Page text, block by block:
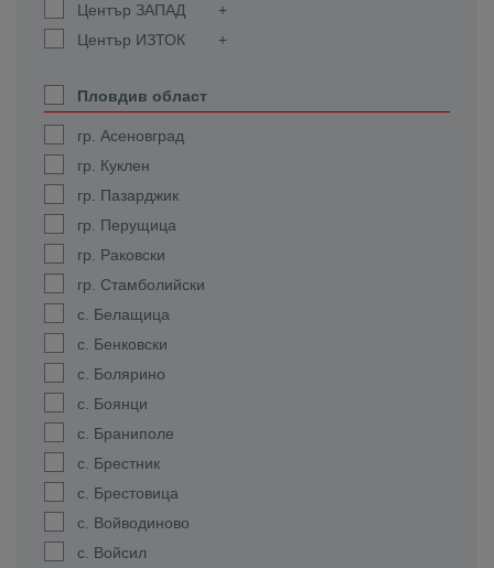
Център ЗАПАД
Център ИЗТОК
Пловдив област
гр. Асеновград
гр. Куклен
гр. Пазарджик
гр. Перущица
гр. Раковски
гр. Стамболийски
с. Белащица
с. Бенковски
с. Болярино
с. Боянци
с. Браниполе
с. Брестник
с. Брестовица
с. Войводиново
с. Войсил